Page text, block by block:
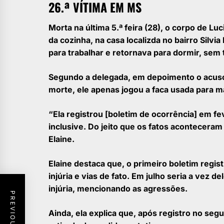
26.ª VÍTIMA EM MS
Morta na última 5.ª feira (28), o corpo de
da cozinha, na casa localizda no bairro
para trabalhar e retornava para dormir,
Segundo a delegada, em depoimento o
morte, ele apenas jogou a faca usada para
“Ela registrou [boletim de ocorrência] em
inclusive. Do jeito que os fatos
Elaine.
Elaine destaca que, o primeiro boletim
injúria e vias de fato. Em julho seria a vez
injúria, mencionando as agressões.
Ainda, ela explica que, após registro no